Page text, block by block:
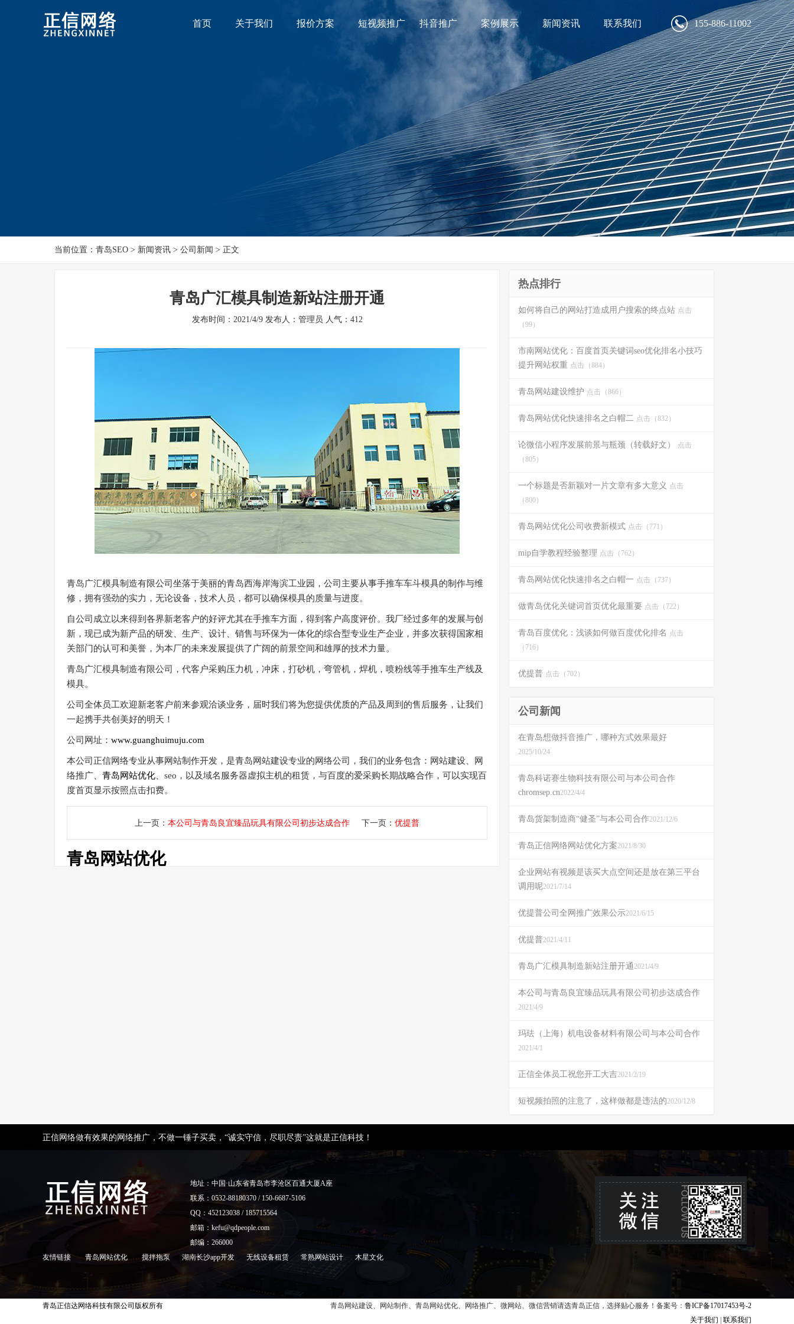
155-886-11002
首页 关于我们 报价方案 短视频推广 抖音推广 案例展示 新闻资讯 联系我们
当前位置：青岛SEO > 新闻资讯 > 公司新闻 > 正文
青岛广汇模具制造新站注册开通
发布时间：2021/4/9 发布人：管理员 人气： 412
青岛广汇模具制造有限公司坐落于美丽的青岛西海岸海滨工业园，公司主要从事手推车车斗模具的制作与维
修，拥有强劲的实力，无论设备，技术人员，都可以确保模具的质量与进度。
自公司成立以来得到各界新老客户的好评尤其在手推车方面，得到客户高度评价。我厂经过多年的发展与创
新，现已成为新产品的研发、生产、设计、销售与环保为一体化的综合型专业生产企业，并多次获得国家相
关部门的认可和美誉，为本厂的未来发展提供了广阔的前景空间和雄厚的技术力量。
青岛广汇模具制造有限公司，代客户采购压力机，冲床，打砂机，弯管机，焊机，喷粉线等手推车生产线及
模具。
公司全体员工欢迎新老客户前来参观洽谈业务，届时我们将为您提供优质的产品及周到的售后服务，让我们
一起携手共创美好的明天！
公司网址： www.guanghuimuju.com
本公司正信网络专业从事网站制作开发，是青岛网站建设专业的网络公司，我们的业务包含：网站建设、网
络推广、 青岛网站优化 、seo，以及域名服务器虚拟主机的租赁，与百度的爱采购长期战略合作，可以实现百
度首页显示按照点击扣费。
上一页： 本公司与青岛良宜臻品玩具有限公司初步达成合作 下一页： 优提普
青岛网站优化
热点排行
如何将自己的网站打造成用户搜索的终点站 点击
（99）
市南网站优化：百度首页关键词seo优化排名小技巧
提升网站权重 点击（884）
青岛网站建设维护 点击（866）
青岛网站优化快速排名之白帽二 点击（832）
论微信小程序发展前景与瓶颈（转载好文）
点击
（805）
一个标题是否新颖对一片文章有多大意义 点击
（800）
青岛网站优化公司收费新模式 点击（771）
mip自学教程经验整理 点击（762）
青岛网站优化快速排名之白帽一 点击（737）
做青岛优化关键词首页优化最重要 点击（722）
青岛百度优化：浅谈如何做百度优化排名 点击
（716）
优提普 点击（702）
公司新闻
在青岛想做抖音推广，哪种方式效果最好
2025/10/24
青岛科诺赛生物科技有限公司与本公司合作
chromsep.cn2022/4/4
青岛货架制造商“健圣”与本公司合作2021/12/6
青岛正信网络网站优化方案2021/8/30
企业网站有视频是该买大点空间还是放在第三平台
调用呢2021/7/14
优提普公司全网推广效果公示2021/6/15
优提普2021/4/11
青岛广汇模具制造新站注册开通2021/4/9
本公司与青岛良宜臻品玩具有限公司初步达成合作
2021/4/9
玛珐（上海）机电设备材料有限公司与本公司合作
2021/4/1
正信全体员工祝您开工大吉2021/2/19
短视频拍照的注意了，这样做都是违法的2020/12/8
正信网络做有效果的网络推广，不做一锤子买卖，“诚实守信，尽职尽责”这就是正信科技！
地址：中国·山东省青岛市李沧区百通大厦A座
联系：0532-88180370 / 150-6687-5106
QQ：452123038 / 185715564
邮箱：kefu@qdpeople.com
邮编：266000
友情链接
青岛网站优化 搅拌拖泵 湖南长沙app开发 无线设备租赁 常熟网站设计 木星文化
青岛正信达网络科技有限公司版权所有 青岛网站建设、网站制作、青岛网站优化、网络推广、微网站、微信营销请选青岛正信，选择贴心服务！备案号： 鲁ICP备17017453号-2
关于我们
联系我们